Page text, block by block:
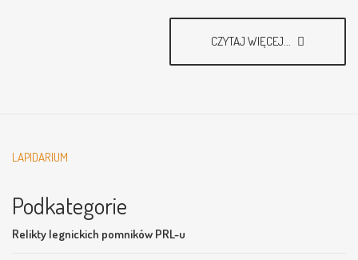
CZYTAJ WIĘCEJ...
LAPIDARIUM
Podkategorie
Relikty legnickich pomników PRL-u